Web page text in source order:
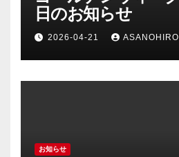
日のお知らせ
2026-04-21
お知らせ